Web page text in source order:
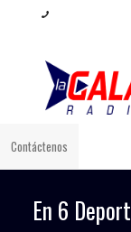
Contáctenos
En 6